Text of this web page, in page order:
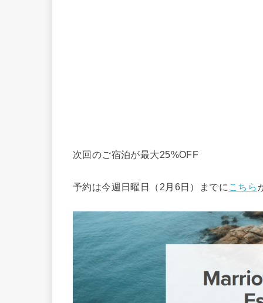
次回のご宿泊が最大25%OFF
予約は今週日曜日（2月6日）までに こちら